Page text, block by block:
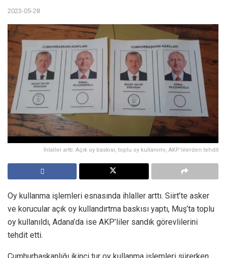
2023-05-28
İhlaller arttı: Açık oy baskısı, toplu oy kullanımı, AKP’lilerden tehdit
Oy kullanma işlemleri esnasında ihlaller arttı. Siirt’te asker
ve korucular açık oy kullandırtma baskısı yaptı, Muş’ta toplu
oy kullanıldı, Adana’da ise AKP’liler sandık görevlilerini
tehdit etti.